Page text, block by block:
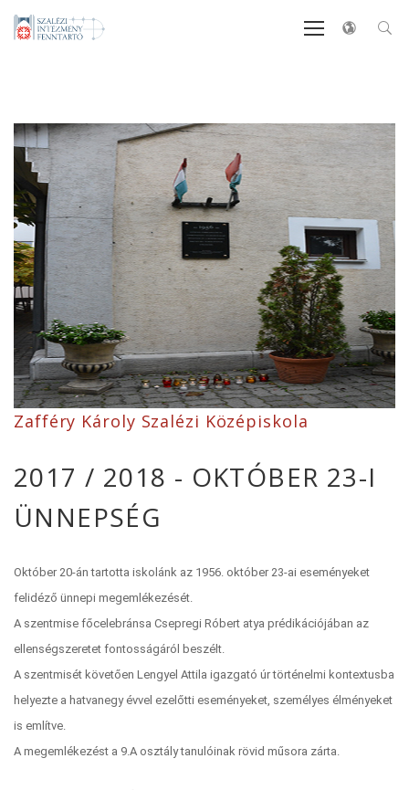
Zafféry Károly Szalézi Középiskola
2017 / 2018 - OKTÓBER 23-I
ÜNNEPSÉG
Október 20-án tartotta iskolánk az 1956. október 23-ai eseményeket
felidéző ünnepi megemlékezését.
A szentmise főcelebránsa Csepregi Róbert atya prédikációjában az
ellenségszeretet fontosságáról beszélt.
A szentmisét követően Lengyel Attila igazgató úr történelmi kontextusba
helyezte a hatvanegy évvel ezelőtti eseményeket, személyes élményeket
is említve.
A megemlékezést a 9.A osztály tanulóinak rövid műsora zárta.